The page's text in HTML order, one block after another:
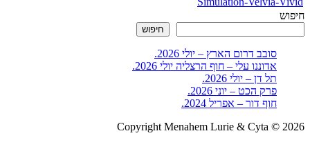
חיפוש
חיפוש
סובב דרום הארץ – יולי 2026.
אדוננו עלי – חוף הרצליה יולי 2026.
תל דן – יולי 2026.
פרק הכט – יוני 2026.
חוף דור – אפריל 2024.
Copyright Menahem Lurie & Cyta © 2026